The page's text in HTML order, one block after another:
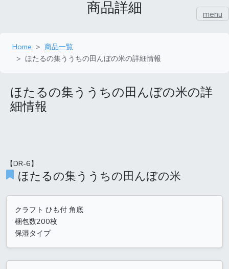
menu
商品詳細
Home
商品一覧
ほたるの集ううちの田んぼの米の詳細情報
ほたるの集ううちの田んぼの米の詳
細情報
【DR-6】
ほたるの集ううちの田んぼの米
クラフト ひも付 角底
梱包数200枚
保湿タイプ